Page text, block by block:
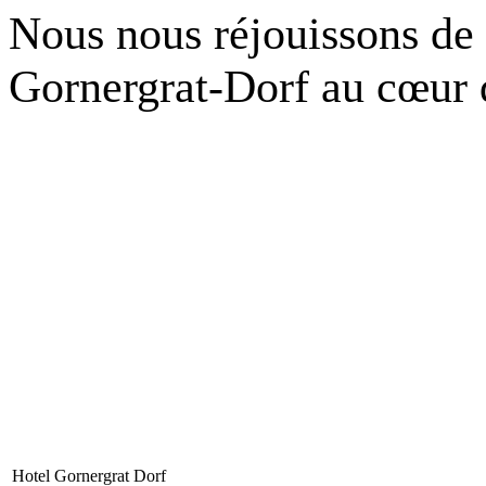
Nous nous réjouissons
Gornergrat-Dorf au cœur
Hotel Gornergrat Dorf